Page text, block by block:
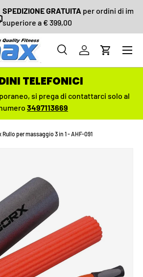
per ordini di importo
CercaAccediCarrello
Menu
TELEFONICI
si prega di contattarci solo al
3497113669
Rullo per massaggio 3 in 1 - AHF-091